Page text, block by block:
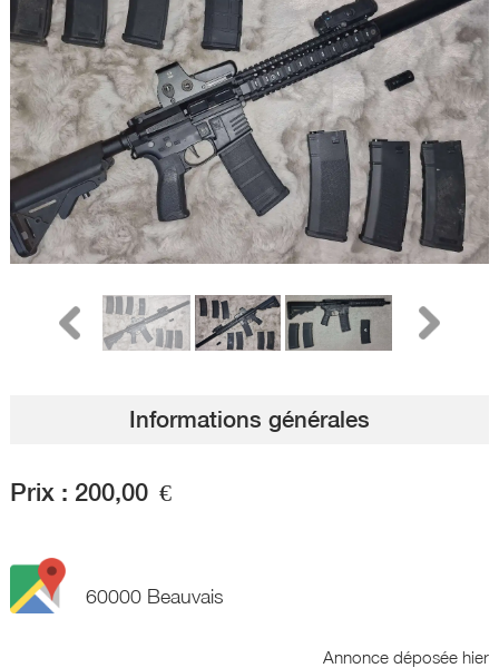
Informations générales
Prix : 200,00 €
60000 Beauvais
Annonce déposée hier